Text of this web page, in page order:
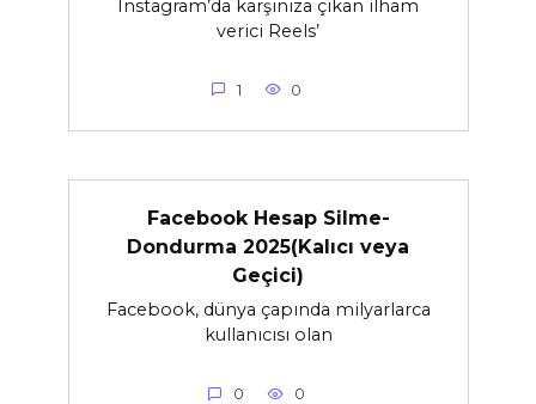
Instagram’da karşınıza çıkan ilham
verici Reels’
1 0
Facebook Hesap Silme-
Dondurma 2025(Kalıcı veya
Geçici)
Facebook, dünya çapında milyarlarca
kullanıcısı olan
0 0